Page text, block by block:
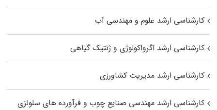
کارشناسی ارشد علوم و مهندسی آب
کارشناسی ارشد اگرواکولوژی و ژنتیک گیاهی
کارشناسی ارشد مدیریت کشاورزی
کارشناسی ارشد مهندسی صنایع چوب و فرآورده‌ های سلولزی